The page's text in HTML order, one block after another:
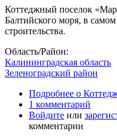
Коттеджный поселок
Балтийского моря, в
строительства.
Область/Район:
Калининградская область
Зеленоградский район
Подробнее о
1 комментарий
Войдите или
комментарии